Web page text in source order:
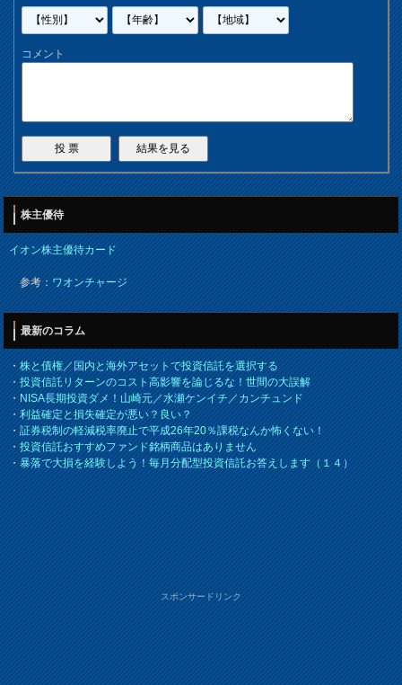
コメント
株主優待
イオン株主優待カード
参考：ワオンチャージ
最新のコラム
・株と債権／国内と海外アセットで投資信託を選択する
・投資信託リターンのコスト高影響を論じるな！世間の大誤解
・NISA長期投資ダメ！山崎元／水瀬ケンイチ／カンチュンド
・利益確定と損失確定が悪い？良い？
・証券税制の軽減税率廃止で平成26年20％課税なんか怖くない！
・投資信託おすすめファンド銘柄商品はありません
・暴落で大損を経験しよう！毎月分配型投資信託お答えします（１４）
スポンサードリンク